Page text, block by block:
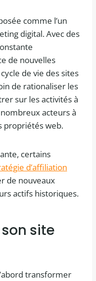
comme l’un
digital. Avec des
de nouvelles
de vie des sites
de rationaliser les
sur les activités à
acteurs à
propriétés web.
certains
d’affiliation
de nouveaux
actifs historiques.
site
transformer